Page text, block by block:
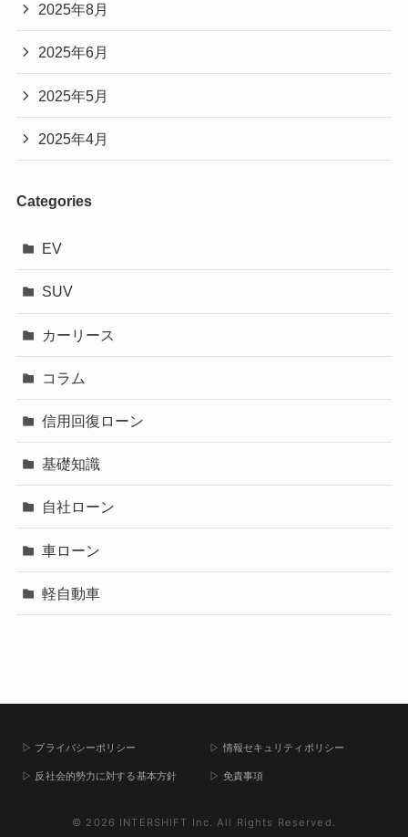
2025年8月
2025年6月
2025年5月
2025年4月
Categories
EV
SUV
カーリース
コラム
信用回復ローン
基礎知識
自社ローン
車ローン
軽自動車
▷ プライバシーポリシー ▷ 情報セキュリティポリシー
▷ 反社会的勢力に対する基本方針 ▷ 免責事項
© 2026 INTERSHIFT Inc. All Rights Reserved.